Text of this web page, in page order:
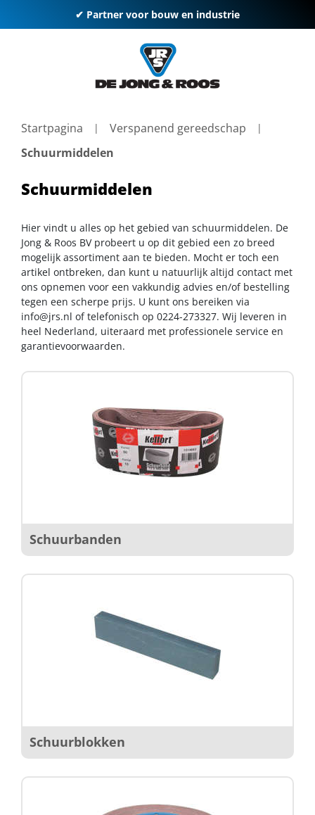
✔ Partner voor bouw en industrie
Startpagina
Verspanend gereedschap
Schuurmiddelen
Schuurmiddelen
Hier vindt u alles op het gebied van schuurmiddelen. De
Jong & Roos BV probeert u op dit gebied een zo breed
mogelijk assortiment aan te bieden. Mocht er toch een
artikel ontbreken, dan kunt u natuurlijk altijd contact met
ons opnemen voor een vakkundig advies en/of bestelling
tegen een scherpe prijs. U kunt ons bereiken via
info@jrs.nl of telefonisch op 0224-273327. Wij leveren in
heel Nederland, uiteraard met professionele service en
garantievoorwaarden.
Schuurbanden
Schuurblokken